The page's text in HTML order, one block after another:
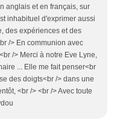
anglais et en français, sur
inhabituel d'exprimer aussi
des expériences et des
/> En communion avec
/> Merci à notre Eve Lyne,
... Elle me fait penser<br
des doigts<br /> dans une
<br /> <br /> Avec toute